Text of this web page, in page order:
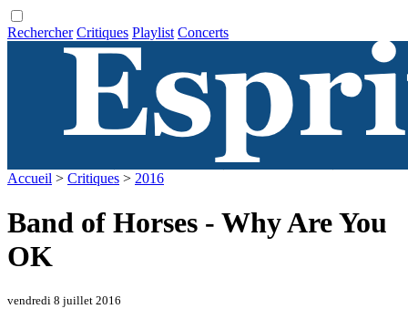
Rechercher Critiques Playlist Concerts
Accueil > Critiques > 2016
Band of Horses - Why Are You
OK
vendredi 8 juillet 2016